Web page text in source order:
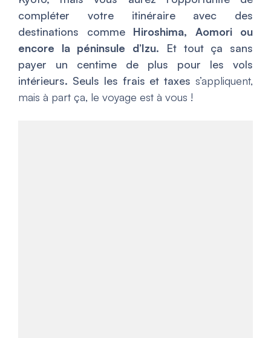
compléter votre itinéraire avec des
destinations comme Hiroshima, Aomori ou
encore la péninsule d’Izu. Et tout ça sans
payer un centime de plus pour les vols
intérieurs. Seuls les frais et taxes s’appliquent,
mais à part ça, le voyage est à vous !